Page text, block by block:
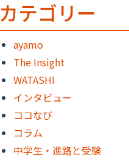
カテゴリー
ayamo
The Insight
WATASHI
インタビュー
ココなび
コラム
中学生・進路と受験